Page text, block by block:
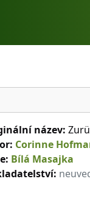
název:
Corinne
Bílá Masajka